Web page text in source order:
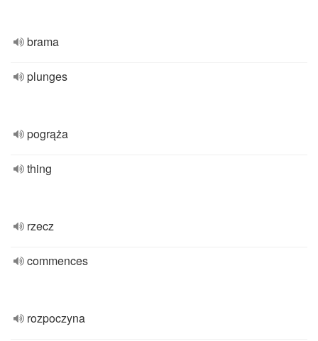
brama
plunges
pogrąża
thing
rzecz
commences
rozpoczyna